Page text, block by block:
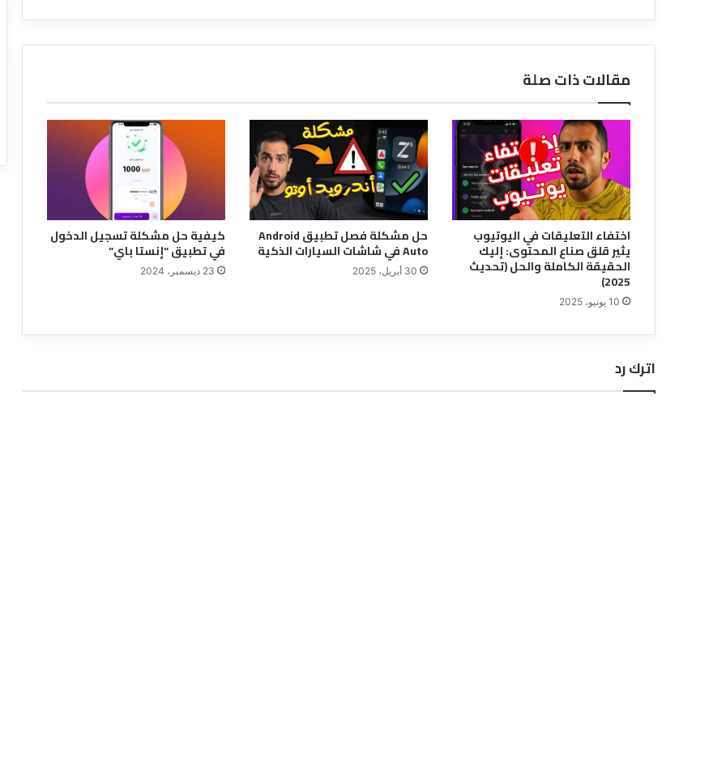
مقالات ذات صلة
اختفاء التعليقات في اليوتيوب
يثير قلق صناع المحتوى: إليك
الحقيقة الكاملة والحل (تحديث
2025)
10 يونيو، 2025
حل مشكلة فصل تطبيق Android
Auto في شاشات السيارات الذكية
30 أبريل، 2025
كيفية حل مشكلة تسجيل الدخول
في تطبيق “إنستا باي”
23 ديسمبر، 2024
اترك رد